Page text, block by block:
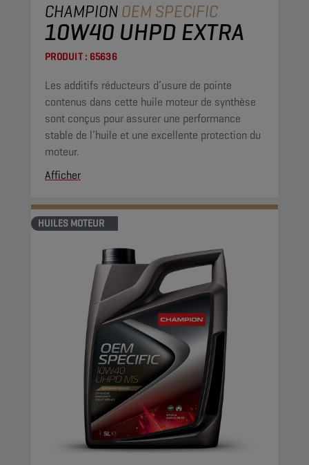
CHAMPIONOEM SPECIFIC
10W40 UHPD EXTRA
PRODUIT : 65636
Les additifs réducteurs d’usure de pointe
contenus dans cette huile moteur de synthèse
sont conçus pour assurer une performance
stable de l’huile et une excellente protection du
moteur.
Afficher
HUILES MOTEUR